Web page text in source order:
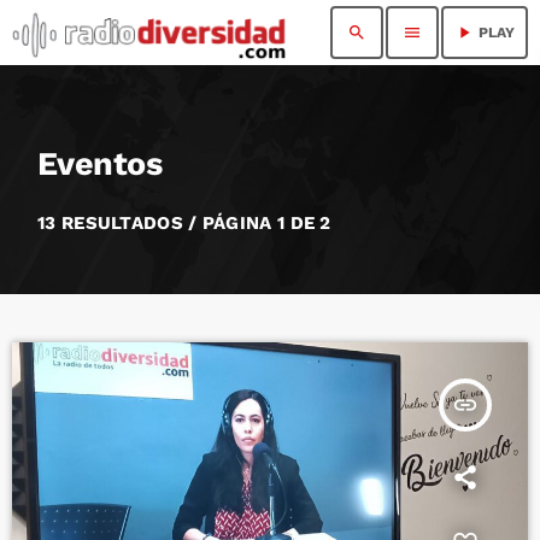
search menu play_arrow PLAY
Eventos
13 RESULTADOS / PÁGINA 1 DE 2
insert_link